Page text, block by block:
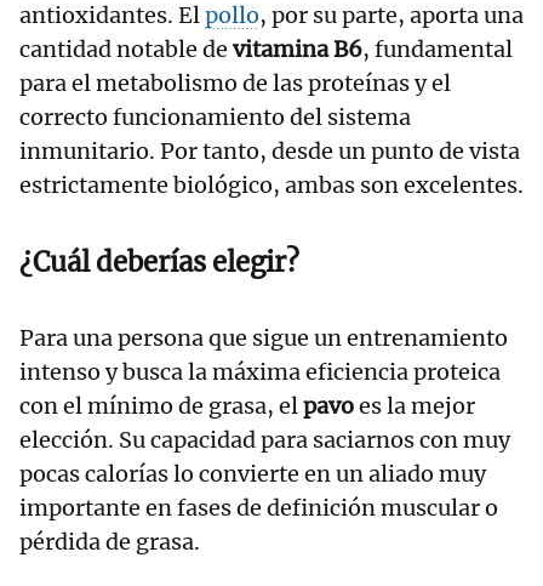
antioxidantes. Elpollo, por su parte, aporta una
cantidad notable de vitamina B6, fundamental
para el metabolismo de las proteínas y el
correcto funcionamiento del sistema
inmunitario. Por tanto, desde un punto de vista
estrictamente biológico, ambas son excelentes.
¿Cuál deberías elegir?
Para una persona que sigue un entrenamiento
intenso y busca la máxima eficiencia proteica
con el mínimo de grasa, elpavoes la mejor
elección. Su capacidad para saciarnos con muy
pocas calorías lo convierte en un aliado muy
importante en fases de definición muscular o
pérdida de grasa.